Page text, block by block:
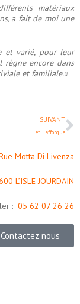
matériaux
a fait de moi une
et varié, pour leur
encore dans
et familiale.»
SUIVANT
Let Lafforgue
Motta Di Livenza
L’ISLE JOURDAIN
: 05 62 07 26 26
Contactez nous